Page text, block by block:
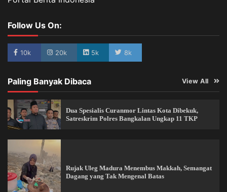
Follow Us On:
10k 20k 5k 8k
Paling Banyak Dibaca View All
Dua Spesialis Curanmor Lintas Kota Dibekuk,
Satreskrim Polres Bangkalan Ungkap 11 TKP
Rujak Uleg Madura Menembus Makkah, Semangat
Dagang yang Tak Mengenal Batas